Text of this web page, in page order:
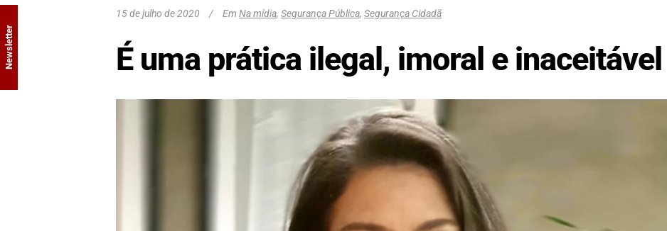
15 de julho de 2020 Em Na mídia, Segurança Pública, Segurança Cidadã
É uma prática ilegal, imoral e inaceitável
Newsletter